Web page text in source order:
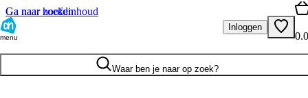
Ga naar hoofdinhoud
Ga naar zoeken
menu
Inloggen
Waar ben je naar op zoek?